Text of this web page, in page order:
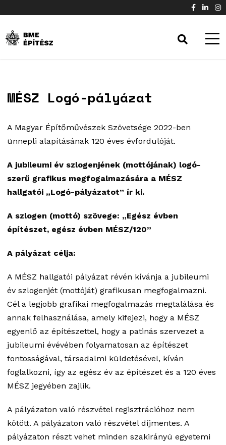
MÉSZ Logó-pályázat
A Magyar Építőművészek Szövetsége 2022-ben
ünnepli alapításának 120 éves évfordulóját.
A jubileumi év szlogenjének (mottójának) logó-
szerű grafikus megfogalmazására a MÉSZ
hallgatói „Logó-pályázatot” ír ki.
A szlogen (mottó) szövege: „Egész évben
építészet, egész évben MÉSZ/120”
A pályázat célja:
A MÉSZ hallgatói pályázat révén kívánja a jubileumi
év szlogenjét (mottóját) grafikusan megfogalmazni.
Cél a legjobb grafikai megfogalmazás megtalálása és
annak felhasználása, amely kifejezi, hogy a MÉSZ
egyenlő az építészettel, hogy a patinás szervezet a
jubileumi évévében folyamatosan az építészet
fontosságával, társadalmi küldetésével, kíván
foglalkozni, így az egész év az építészet és a 120 éves
MÉSZ jegyében zajlik.
A pályázaton való részvétel regisztrációhoz nem
kötött. A pályázaton való részvétel díjmentes. A
pályázaton részt vehet minden szakirányú egyetemi